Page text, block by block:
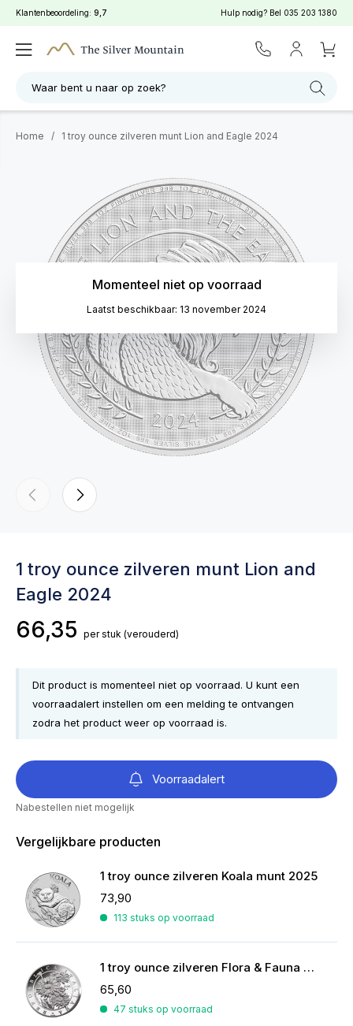
Klantenbeoordeling: 9,7 Hulp nodig? Bel 035 203 1380
Waar bent u naar op zoek?
Home / 1 troy ounce zilveren munt Lion and Eagle 2024
Momenteel niet op voorraad
Laatst beschikbaar: 13 november 2024
1 troy ounce zilveren munt Lion and
Eagle 2024
66,35 per stuk (verouderd)
Dit product is momenteel niet op voorraad. U kunt een
voorraadalert instellen om een melding te ontvangen
zodra het product weer op voorraad is.
Voorraadalert
Nabestellen niet mogelijk
Vergelijkbare producten
1 troy ounce zilveren Koala munt 2025
73,90
113 stuks op voorraad
1 troy ounce zilveren Flora & Fauna munt
65,60
47 stuks op voorraad